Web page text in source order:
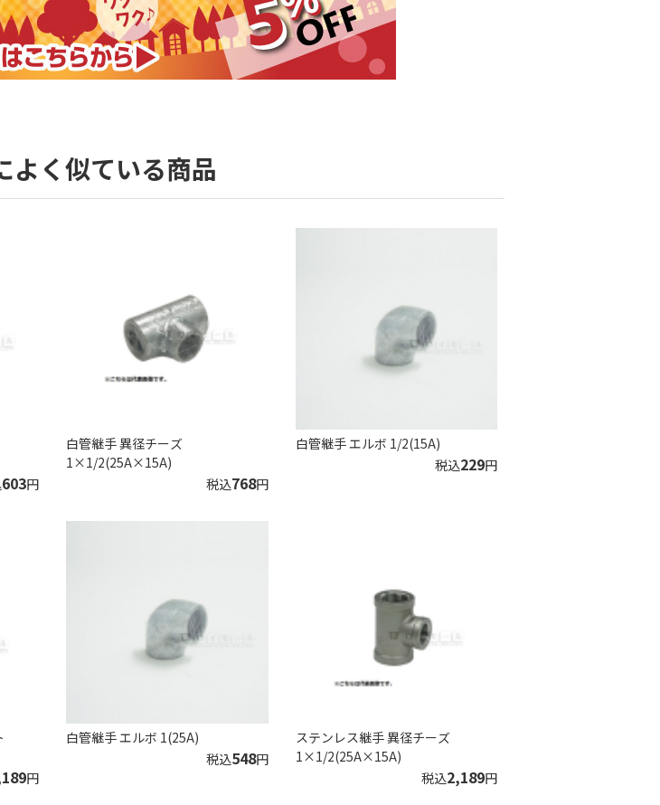
よく似ている商品
603円
白管継手 異径チーズ
1×1/2(25A×15A)
税込768円
白管継手 エルボ 1/2(15A)
税込229円
円
白管継手 エルボ 1(25A)
税込548円
ステンレス継手 異径チーズ
1×1/2(25A×15A)
税込2,189円